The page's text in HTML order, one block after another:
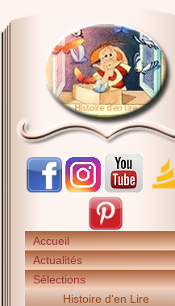
Accueil
Actualités
Sélections
Histoire d'en Lire